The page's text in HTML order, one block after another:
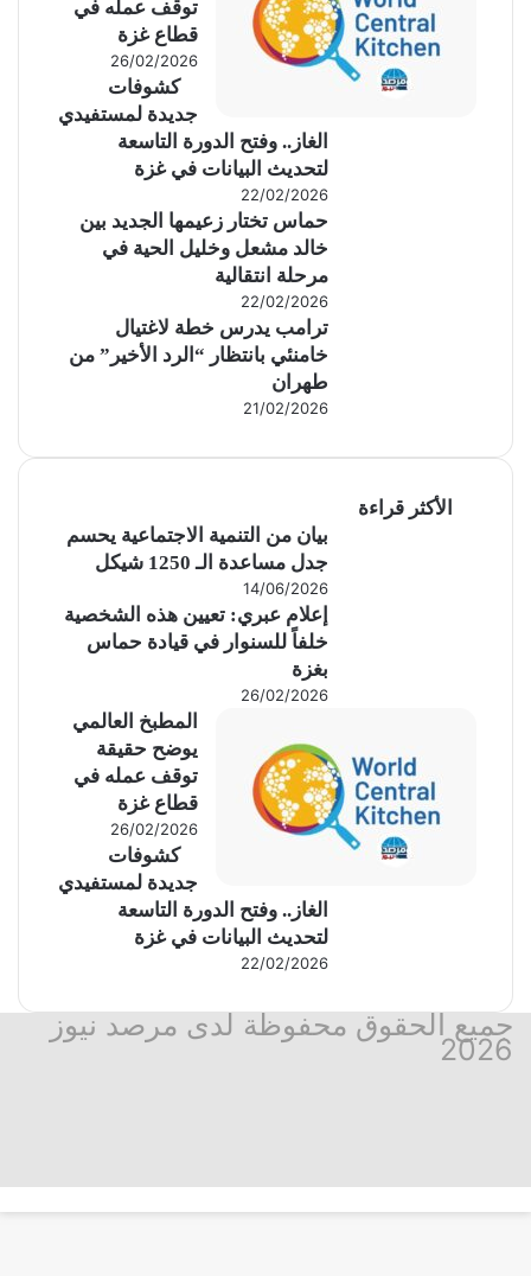
توقف عمله في
قطاع غزة
26/02/2026
كشوفات
جديدة لمستفيدي
الغاز.. وفتح الدورة التاسعة
لتحديث البيانات في غزة
22/02/2026
حماس تختار زعيمها الجديد بين
خالد مشعل وخليل الحية في
مرحلة انتقالية
22/02/2026
ترامب يدرس خطة لاغتيال
خامنئي بانتظار “الرد الأخير” من
طهران
21/02/2026
الأكثر قراءة
بيان من التنمية الاجتماعية يحسم
جدل مساعدة الـ 1250 شيكل
14/06/2026
إعلام عبري: تعيين هذه الشخصية
خلفاً للسنوار في قيادة حماس
بغزة
26/02/2026
المطبخ العالمي
يوضح حقيقة
توقف عمله في
قطاع غزة
26/02/2026
كشوفات
جديدة لمستفيدي
الغاز.. وفتح الدورة التاسعة
لتحديث البيانات في غزة
22/02/2026
جميع الحقوق محفوظة لدى مرصد نيوز
2026